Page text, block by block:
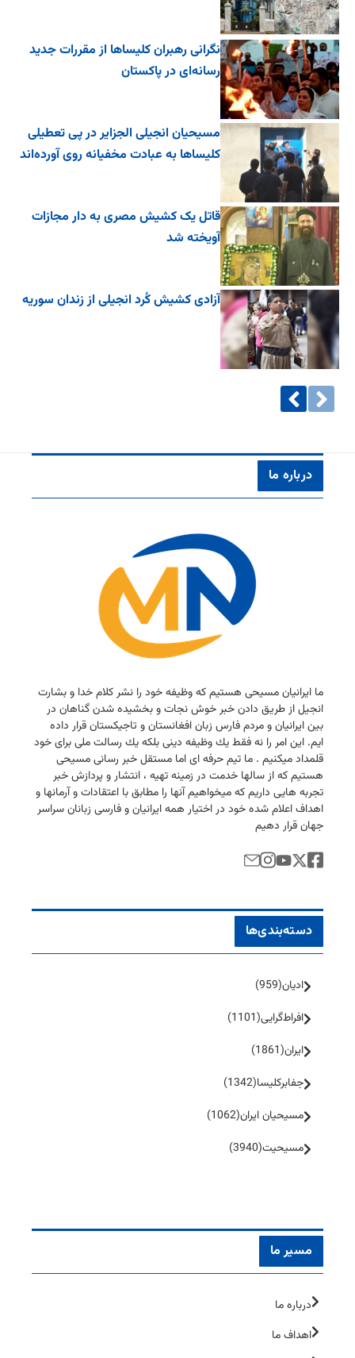
نگرانی رهبران کلیساها از مقررات جدید
رسانه‌ای در پاکستان
مسیحیان انجیلی الجزایر در پی تعطیلی
کلیساها به عبادت مخفیانه روی آورده‌اند
قاتل یک کشیش مصری به دار مجازات
آویخته شد
آزادی کشیش کُرد انجیلی از زندان سوریه
درباره ما
ما ایرانیان مسیحی هستیم كه وظیفه خود را نشر كلام خدا و بشارت
انجیل از طریق دادن خبر خوش نجات و بخشیده شدن گناهان در
بین ایرانیان و مردم فارس زبان افغانستان و تاجیكستان قرار داده
ایم. این امر را نه فقط یك وظیفه دینی بلكه یك رسالت ملی برای خود
قلمداد میكنیم . ما تیم حرفه ای اما مستقل خبر رسانی مسیحی
هستیم كه از سالها خدمت در زمینه تهیه ، انتشار و پردازش خبر
تجربه هایی داریم كه میخواهیم آنها را مطابق با اعتقادات و آرمانها و
اهداف اعلام شده خود در اختیار همه ایرانیان و فارسی زبانان سراسر
جهان قرار دهیم
دسته‌بندی‌ها
ادیان(959)
افراط‌گرایی(1101)
ایران(1861)
جفا‌بر‌کلیسا(1342)
مسیحیان ایران(1062)
مسیحیت(3940)
مسیر ما
درباره ما
اهداف ما